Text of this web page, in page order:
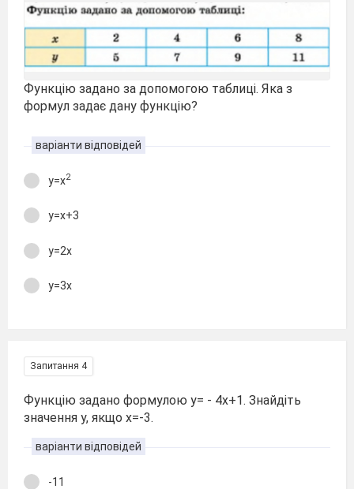
Функцію задано за допомогою таблиці. Яка з
формул задає дану функцію?
варіанти відповідей
y=x2
y=x+3
y=2x
y=3x
Запитання 4
Функцію задано формулою y= - 4x+1. Знайдіть
значення y, якщо x=-3.
варіанти відповідей
-11